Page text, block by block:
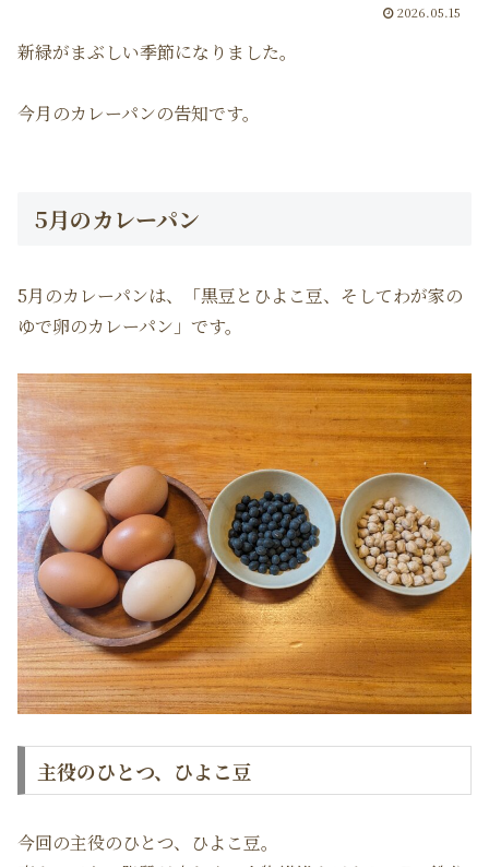
2026.05.15
新緑がまぶしい季節になりました。
今月のカレーパンの告知です。
5月のカレーパン
5月のカレーパンは、「黒豆とひよこ豆、そしてわが家の
ゆで卵のカレーパン」です。
主役のひとつ、ひよこ豆
今回の主役のひとつ、ひよこ豆。